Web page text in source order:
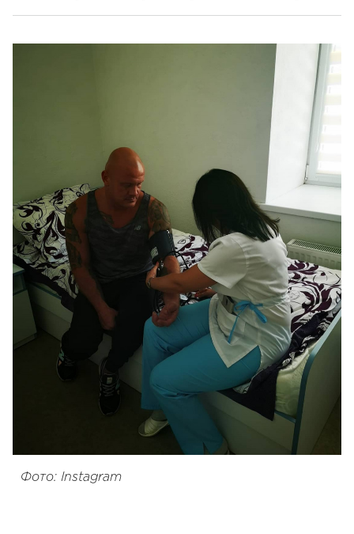
Фото: Instagram